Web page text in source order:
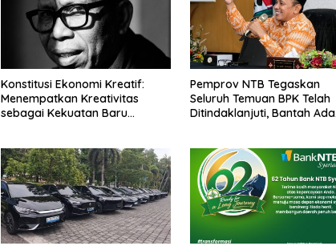
Konstitusi Ekonomi Kreatif:
Menempatkan Kreativitas
sebagai Kekuatan Baru
Pemprov NTB Tegaskan
Seluruh Temuan BPK Telah
Ditindaklanjuti, Bantah Ada